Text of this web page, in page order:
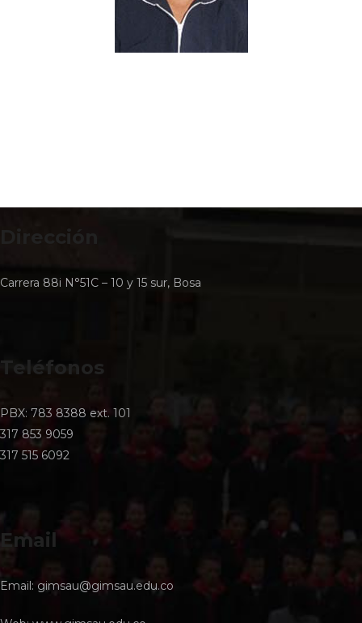
Dirección
Carrera 88i N°51C – 10 y 15 sur, Bosa
Teléfonos
PBX: 783 8388 ext. 101
317 853 9059
317 515 6092
Email
Email: gimsau@gimsau.edu.co